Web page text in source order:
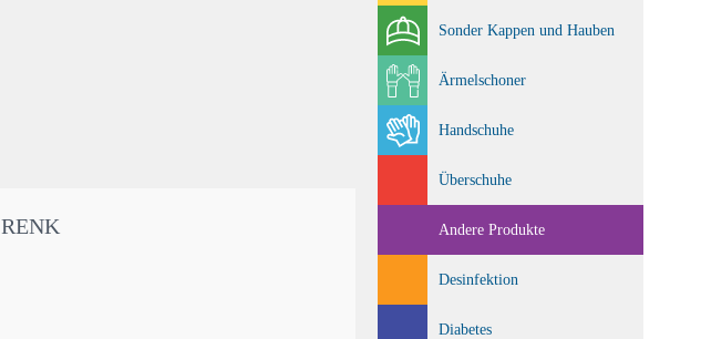
RENK
Sonder Kappen und Hauben
Ärmelschoner
Handschuhe
Überschuhe
Andere Produkte
Desinfektion
Diabetes